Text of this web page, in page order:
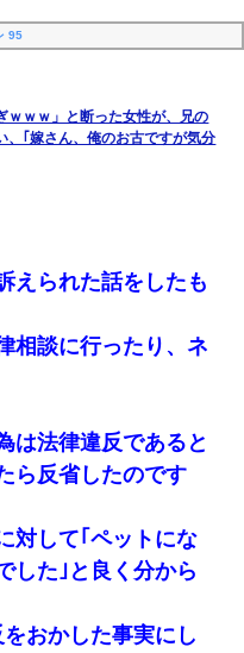
95
ｗｗｗ」と断った女性が、兄の
、｢嫁さん、俺のお古ですが気分
えられた話をしたも
相談に行ったり、ネ
は法律違反であると
ら反省したのです
対して｢ペットにな
した｣と良く分から
おかした事実にし